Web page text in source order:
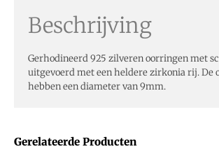
Gerelateerde Producten
Beschrijving
Gerhodineerd 925 zilveren oorringen met
uitgevoerd met een heldere zirkonia rij. De
hebben een diameter van 9mm.